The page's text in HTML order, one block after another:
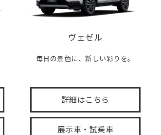
ヴェゼル
毎日の景色に、新しい彩りを。
詳細はこちら
展示車・試乗車